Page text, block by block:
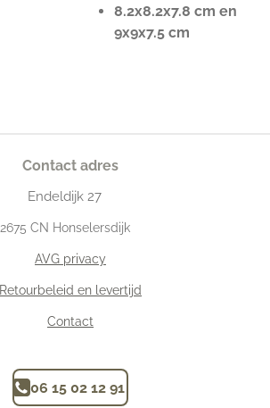
8.2x8.2x7.8 cm en
9x9x7.5 cm
Contact adres
Endeldijk 27
2675 CN Honselersdijk
AVG privacy
Retourbeleid en levertijd
Contact
06 15 02 12 91